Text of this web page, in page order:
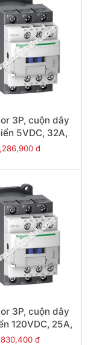
3P, cuộn dây
5VDC, 32A,
1N/C - Model
đ
3P, cuộn dây
120VDC, 25A,
1N/C - Model
đ